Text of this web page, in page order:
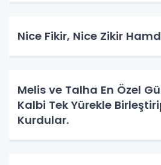
Nice Fikir, Nice Zikir
Melis ve Talha En Özel
Kalbi Tek Yürekle
Kurdular.